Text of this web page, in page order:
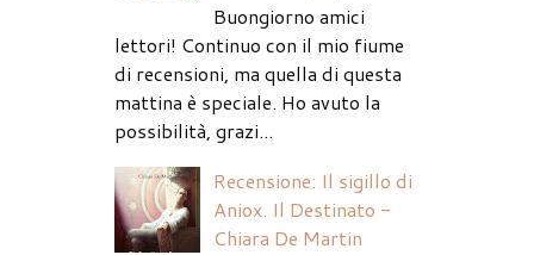
Buongiorno amici
lettori! Continuo con il mio fiume
di recensioni, ma quella di questa
mattina è speciale. Ho avuto la
possibilità, grazi...
Recensione: Il sigillo di
Aniox. Il Destinato -
Chiara De Martin